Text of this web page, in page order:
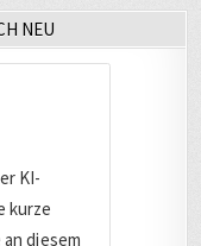
NEU